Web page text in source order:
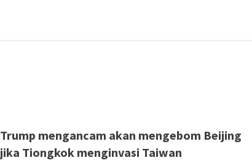
Trump mengancam akan mengebom Beijing
jika Tiongkok menginvasi Taiwan